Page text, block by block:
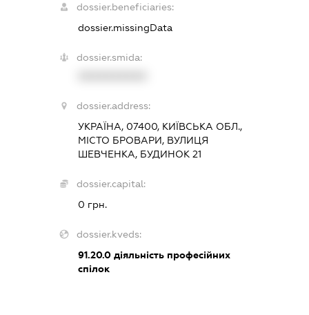
dossier.beneficiaries:
dossier.missingData
dossier.smida:
dossier.address:
УКРАЇНА, 07400, КИЇВСЬКА ОБЛ.,
МІСТО БРОВАРИ, ВУЛИЦЯ
ШЕВЧЕНКА, БУДИНОК 21
dossier.capital:
0 грн.
dossier.kveds:
91.20.0діяльність професійних
спілок